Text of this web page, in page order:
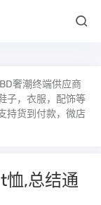
奢潮终端供应商
子，衣服，配饰等
持货到付款，微店
恤,总结通